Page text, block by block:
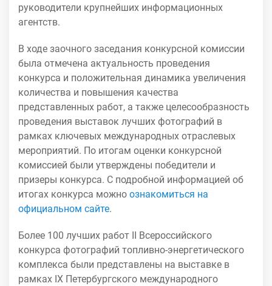
руководители крупнейших информационных
агентств.
В ходе заочного заседания конкурсной комиссии
была отмечена актуальность проведения
конкурса и положительная динамика увеличения
количества и повышения качества
представленных работ, а также целесообразность
проведения выставок лучших фотографий в
рамках ключевых международных отраслевых
мероприятий. По итогам оценки конкурсной
комиссией были утверждены победители и
призеры конкурса. С подробной информацией об
итогах конкурса можно ознакомиться на
официальном сайте.
Более 100 лучших работ II Всероссийского
конкурса фотографий топливно-энергетического
комплекса были представлены на выставке в
рамках IX Петербургского международного